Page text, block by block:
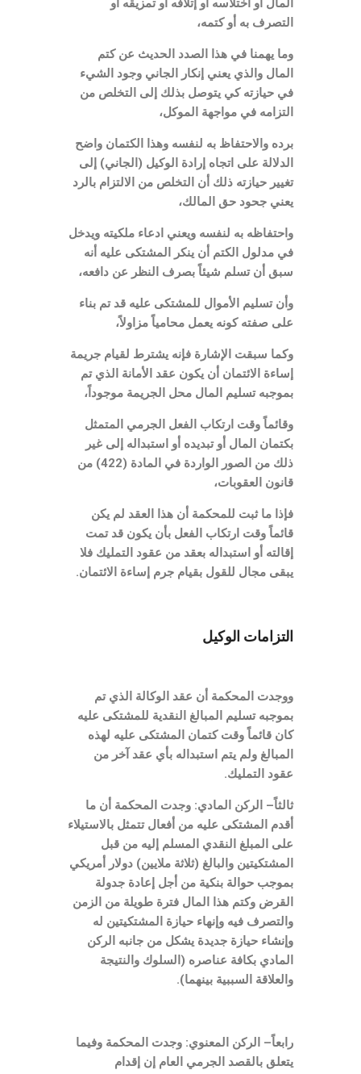
المال أو اختلاسه أو إتلافه أو تمزيقه أو
التصرف به أو كتمه،
وما يهمنا في هذا الصدد الحديث عن كتم
المال والذي يعني إنكار الجاني وجود الشيء
في حيازته كي يتوصل بذلك إلى التخلص من
التزامه في مواجهة الموكل،
برده والاحتفاظ به لنفسه وهذا الكتمان واضح
الدلالة على اتجاه إرادة الوكيل ( الجاني) إلى
تغيير حيازته ذلك أن التخلص من الالتزام بالرد
يعني جحود حق المالك،
واحتفاظه به لنفسه ويعني ادعاء ملكيته ويدخل
في مدلول الكتم أن ينكر المشتكى عليه أنه
سبق أن تسلم شيئاً بصرف النظر عن دافعه،
وأن تسليم الأموال للمشتكى عليه قد تم بناء
على صفته كونه يعمل محامياً مزاولاً،
وكما سبقت الإشارة فإنه يشترط لقيام جريمة
إساءة الائتمان أن يكون عقد الأمانة الذي تم
بموجبه تسليم المال محل الجريمة موجوداً،
وقائماً وقت ارتكاب الفعل الجرمي المتمثل
بكتمان المال أو تبديده أو استبداله إلى غير
ذلك من الصور الواردة في المادة (422)
من
قانون العقوبات،
فإذا ما ثبت للمحكمة أن هذا العقد لم يكن
قائماً وقت ارتكاب الفعل بأن يكون قد تمت
إقالته أو استبداله بعقد من عقود التمليك فلا
يبقى مجال للقول بقيام جرم إساءة الائتمان.
التزامات الوكيل
ووجدت المحكمة أن عقد الوكالة الذي تم
بموجبه تسليم المبالغ النقدية للمشتكى عليه
كان قائماً وقت كتمان المشتكى عليه لهذه
المبالغ ولم يتم استبداله بأي عقد آخر من
عقود التمليك.
ثالثاً– الركن المادي: وجدت المحكمة أن ما
أقدم المشتكى عليه من أفعال تتمثل بالاستيلاء
على المبلغ النقدي المسلم إليه من قبل
المشتكيتين والبالغ (ثلاثة ملايين) دولار أمريكي
بموجب حوالة بنكية من أجل إعادة جدولة
القرض وكتم هذا المال فترة طويلة من الزمن
والتصرف فيه وإنهاء حيازة المشتكيتين له
وإنشاء حيازة جديدة يشكل من جانبه الركن
المادي بكافة عناصره ( السلوك والنتيجة
والعلاقة السببية بينهما).
رابعاً– الركن المعنوي: وجدت المحكمة وفيما
يتعلق بالقصد الجرمي العام إن إقدام